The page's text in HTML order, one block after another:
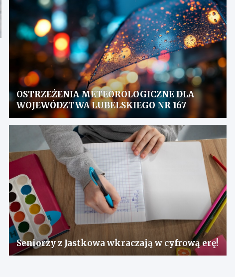
OSTRZEŻENIA METEOROLOGICZNE DLA
WOJEWÓDZTWA LUBELSKIEGO NR 167
Seniorzy z Jastkowa wkraczają w cyfrową erę!